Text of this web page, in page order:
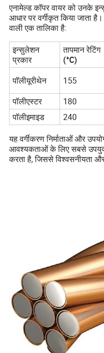
एनामेल्ड कॉपर वायर को उनके
आधार पर वर्गीकृत किया जाता है।
वाली एक तालिका है:
इन्सुलेशन
प्रकार
तापमान रेटिंग
(°C)
पॉलीयूरीथेन 155
पॉलीएस्टर
180
पॉलीइमाइड
240
यह वर्गीकरण निर्माताओं और
आवश्यकताओं के लिए सबसे
करता है, जिससे विश्वसनीयता और